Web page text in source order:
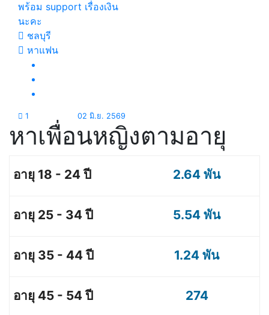
พร้อม support เรื่องเงิน
นะคะ
ชลบุรี
หาแฟน
1 02 มิ.ย. 2569
หาเพื่อนหญิงตามอายุ
2.64 พัน
5.54 พัน
1.24 พัน
274